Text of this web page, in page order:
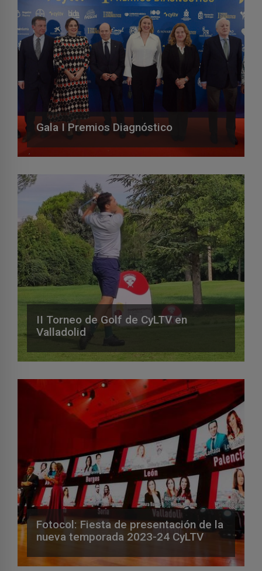
Gala I Premios Diagnóstico
II Torneo de Golf de CyLTV en
Valladolid
Fotocol: Fiesta de presentación de la
nueva temporada 2023-24 CyLTV